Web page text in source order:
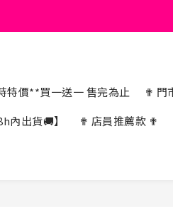
特價**買一送一 售完為止 ✟ 門
內出貨🚚】
✟ 店員推薦款 ✟